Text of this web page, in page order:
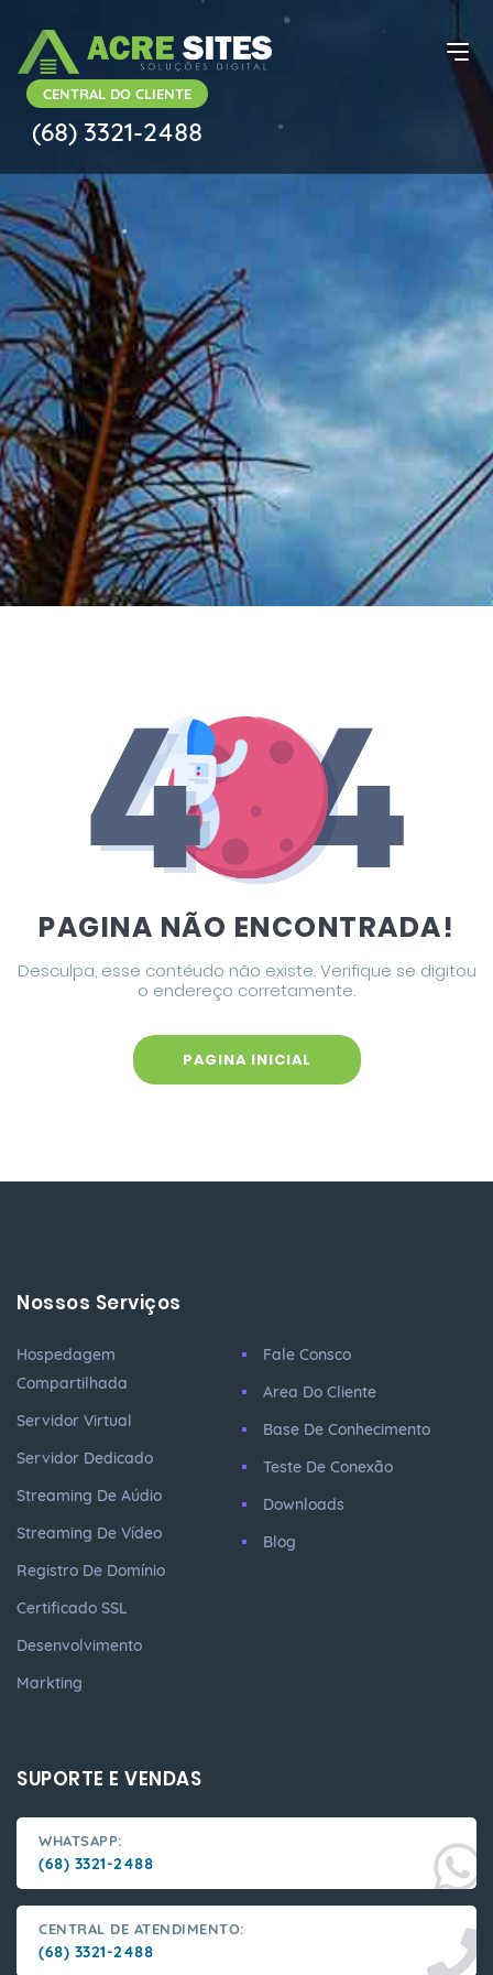
CENTRAL DO CLIENTE
(68) 3321-2488
PAGINA NÃO ENCONTRADA!
Desculpa, esse contéudo não existe. Verifique se digitou
o endereço corretamente.
PAGINA INICIAL
Nossos Serviços
Hospedagem
Compartilhada
Servidor Virtual
Servidor Dedicado
Streaming De Aúdio
Streaming De Vídeo
Registro De Domínio
Certificado SSL
Desenvolvimento
Markting
Fale Consco
Area Do Cliente
Base De Conhecimento
Teste De Conexão
Downloads
Blog
SUPORTE E VENDAS
WHATSAPP:
(68) 3321-2488
CENTRAL DE ATENDIMENTO:
(68) 3321-2488